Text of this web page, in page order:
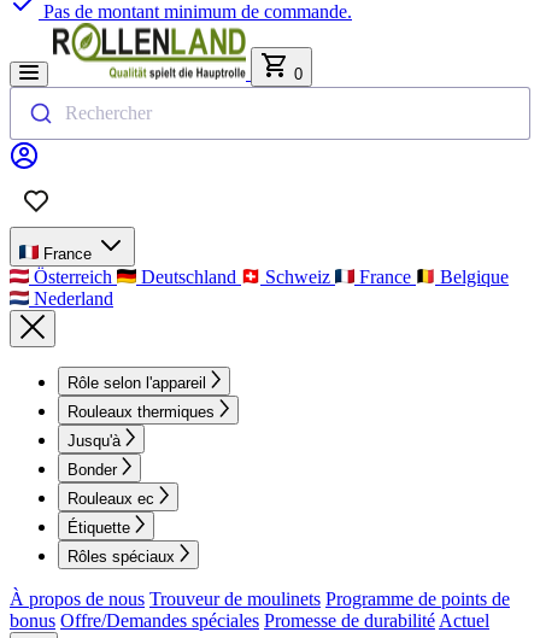
Pas de montant minimum de commande.
0
Rechercher
France
Österreich Deutschland Schweiz France
Belgique
Nederland
Rôle selon l'appareil
Rouleaux thermiques
Jusqu'à
Bonder
Rouleaux ec
Étiquette
Rôles spéciaux
À propos de nous Trouveur de moulinets Programme de points de
bonus Offre/Demandes spéciales Promesse de durabilité Actuel